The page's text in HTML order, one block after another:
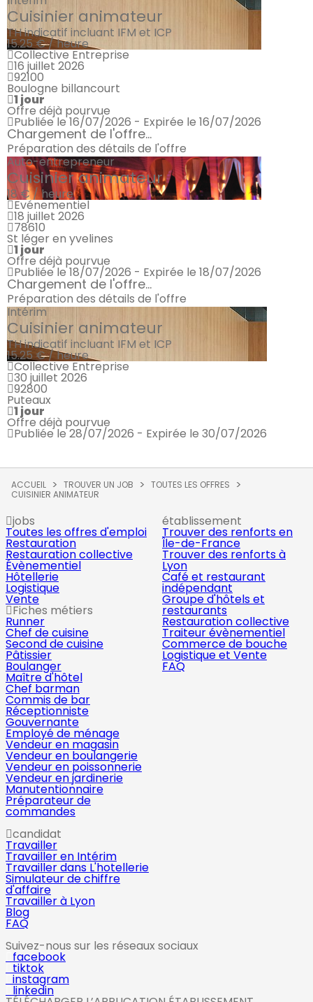
Cuisinier animateur
TH indicatif incluant IFM et ICP
15.25 € / heure
Collective Entreprise
16 juillet 2026
92100
Boulogne billancourt
1 jour
Offre déjà pourvue
Publiée le 16/07/2026 - Expirée le 16/07/2026
Chargement de l'offre...
Préparation des détails de l'offre
Auto-entrepreneur
Cuisinier animateur
18 € / heure
Evénementiel
18 juillet 2026
78610
St léger en yvelines
1 jour
Offre déjà pourvue
Publiée le 18/07/2026 - Expirée le 18/07/2026
Chargement de l'offre...
Préparation des détails de l'offre
Intérim
Cuisinier animateur
TH indicatif incluant IFM et ICP
15.25 € / heure
Collective Entreprise
30 juillet 2026
92800
Puteaux
1 jour
Offre déjà pourvue
Publiée le 28/07/2026 - Expirée le 30/07/2026
ACCUEIL TROUVER UN JOB
TOUTES LES OFFRES
CUISINIER ANIMATEUR
jobs
Toutes les offres d'emploi
Restauration
Restauration collective
Évènementiel
Hôtellerie
Logistique
Vente
Fiches métiers
Runner
Chef de cuisine
Second de cuisine
Pâtissier
Boulanger
Maître d'hôtel
Chef barman
Commis de bar
Réceptionniste
Gouvernante
Employé de ménage
Vendeur en magasin
Vendeur en boulangerie
Vendeur en poissonnerie
Vendeur en jardinerie
Manutentionnaire
Préparateur de
commandes
établissement
Trouver des renforts en
Île-de-France
Trouver des renforts à
Lyon
Café et restaurant
indépendant
Groupe d'hôtels et
restaurants
Restauration collective
Traiteur évènementiel
Commerce de bouche
Logistique et Vente
FAQ
candidat
Travailler
Travailler en Intérim
Travailler dans L'hotellerie
Simulateur de chiffre
d'affaire
Travailler à Lyon
Blog
FAQ
Suivez-nous sur les réseaux sociaux
facebook
tiktok
instagram
linkedin